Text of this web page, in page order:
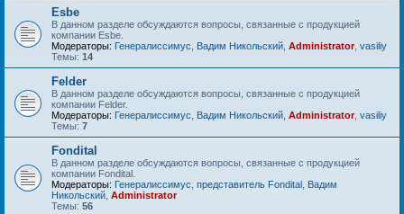
Esbe
В данном разделе обсуждаются вопросы, связанные с продукцией
компании Esbe.
Модераторы: Генералиссимус Вадим Никольский Administrator, vasiliy
Темы: 14
Felder
В данном разделе обсуждаются вопросы, связанные с продукцией
компании Felder.
Модераторы: Генералиссимус Вадим Никольский Administrator, vasiliy
Темы: 7
Fondital
В данном разделе обсуждаются вопросы, связанные с продукцией
компании Fondital.
Модераторы: Генералиссимус представитель Fondital Вадим
Никольский Administrator
Темы: 56